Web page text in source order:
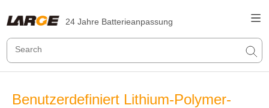
24 Jahre Batterieanpassung
Benutzerdefiniert Lithium-Polymer-